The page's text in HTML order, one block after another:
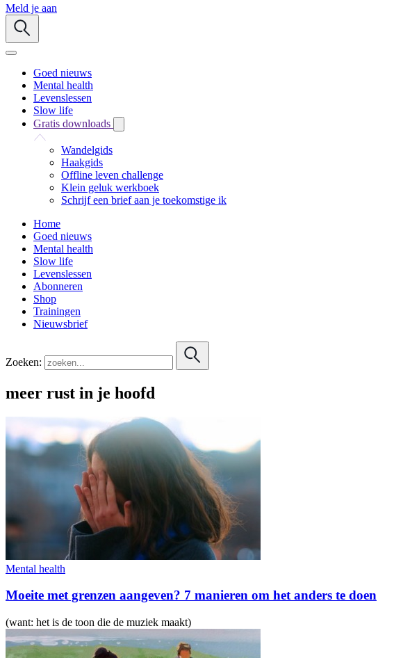
Meld je aan
Goed nieuws
Mental health
Levenslessen
Slow life
Gratis downloads
Wandelgids
Haakgids
Offline leven challenge
Klein geluk werkboek
Schrijf een brief aan je toekomstige ik
Home
Goed nieuws
Mental health
Slow life
Levenslessen
Abonneren
Shop
Trainingen
Nieuwsbrief
Zoeken:
meer rust in je hoofd
Mental health
Moeite met grenzen aangeven? 7 manieren om het anders te doen
(want: het is de toon die de muziek maakt)